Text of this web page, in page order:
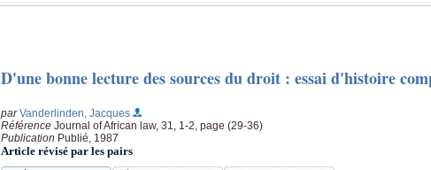
D'une bonne lecture des sources du droit : essai d'histoire
parVanderlinden, Jacques
Référence Journal of African law, 31, 1-2, page (29-36)
Publication Publié, 1987
Article révisé par les pairs